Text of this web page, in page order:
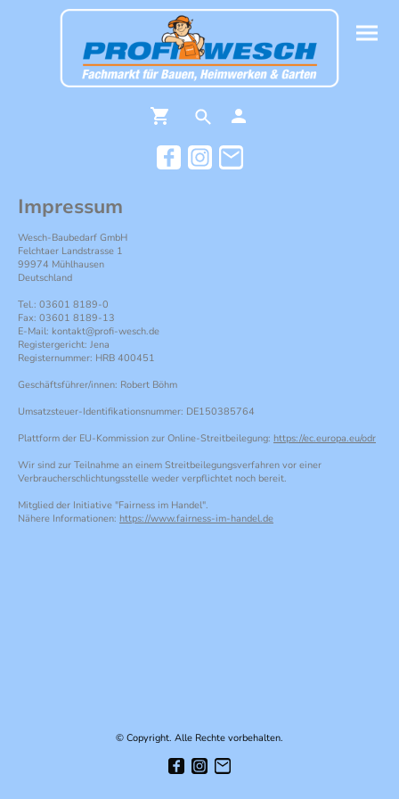
Impressum
Wesch-Baubedarf GmbH
Felchtaer Landstrasse 1
99974 Mühlhausen
Deutschland
Tel.: 03601 8189-0
Fax: 03601 8189-13
E-Mail: kontakt@profi-wesch.de
Registergericht: Jena
Registernummer: HRB 400451
Geschäftsführer/innen: Robert Böhm
Umsatzsteuer-Identifikationsnummer: DE150385764
Plattform der EU-Kommission zur Online-Streitbeilegung: https://ec.europa.eu/odr
Wir sind zur Teilnahme an einem Streitbeilegungsverfahren vor einer
Verbraucherschlichtungsstelle weder verpflichtet noch bereit.
Mitglied der Initiative "Fairness im Handel".
Nähere Informationen: https://www.fairness-im-handel.de
© Copyright. Alle Rechte vorbehalten.